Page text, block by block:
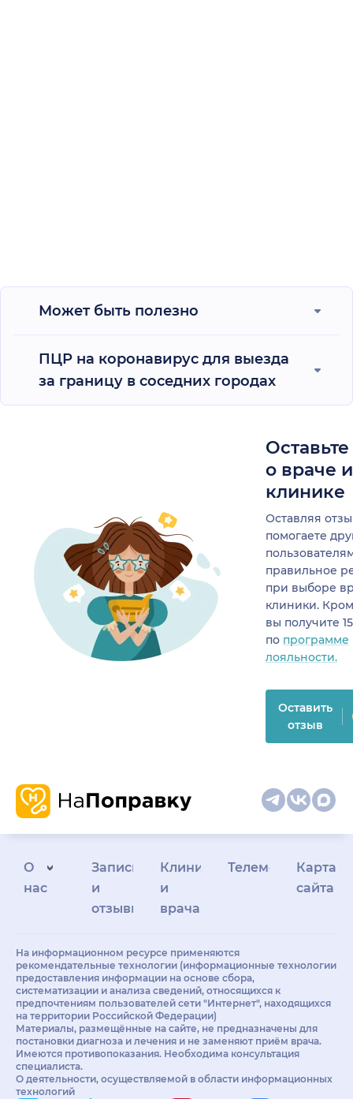
Может быть полезно
ПЦР на коронавирус для выезда
за границу в соседних городах
о враче
клинике
Оставляя
помогаете
правильное
при выборе
клиники.
вы получите
по программе
лояльности.
Оставить
отзыв
О
нас
Запись
и
отзывы
Клиникам
и
врачам
Телемедицина
Карта
сайта
На информационном ресурсе применяются
рекомендательные технологии (информационные технологии
предоставления информации на основе сбора,
систематизации и анализа сведений, относящихся к
предпочтениям пользователей сети "Интернет", находящихся
на территории Российской Федерации)
Материалы, размещённые на сайте, не предназначены для
постановки диагноза и лечения и не заменяют приём врача.
Имеются противопоказания. Необходима консультация
специалиста.
О деятельности, осуществляемой в области информационных
технологий